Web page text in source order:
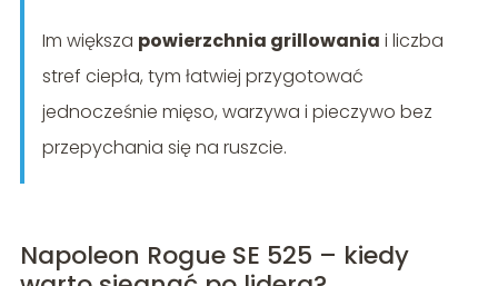
Im większa powierzchnia grillowania i liczba
stref ciepła, tym łatwiej przygotować
jednocześnie mięso, warzywa i pieczywo bez
przepychania się na ruszcie.
Napoleon Rogue SE 525 – kiedy